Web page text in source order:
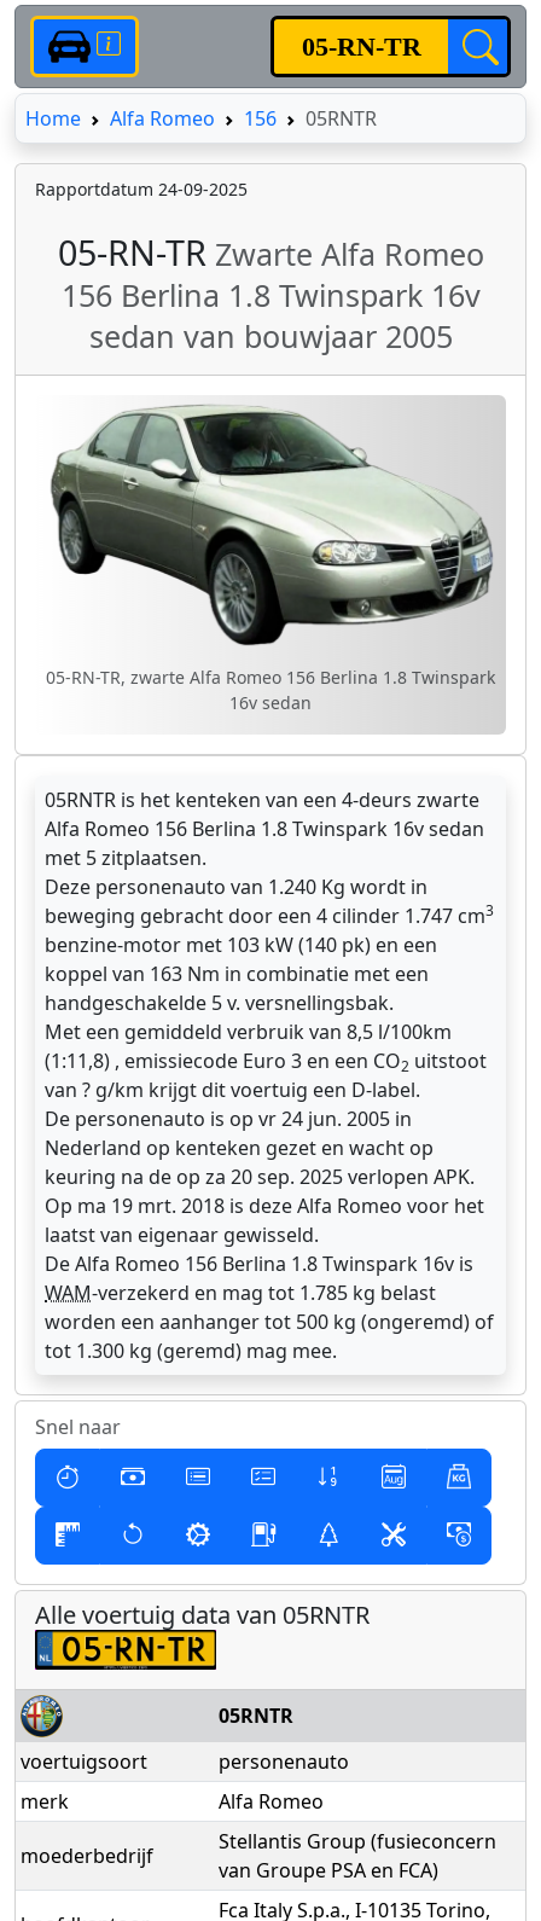
HomeHomeAlfa Romeo 156 05RNTR
Rapportdatum 24-09-2025
05-RN-TR Zwarte Alfa Romeo
156 Berlina 1.8 Twinspark 16v
sedan van bouwjaar 2005
05-RN-TR, zwarte Alfa Romeo 156 Berlina 1.8 Twinspark
16v sedan
05RNTR is het kenteken van een 4-deurs zwarte
Alfa Romeo 156 Berlina 1.8 Twinspark 16v sedan
met 5 zitplaatsen.
Deze personenauto van 1.240 Kg wordt in
beweging gebracht door een 4 cilinder 1.747 cm3
benzine-motor met 103 kW (140 pk) en een
koppel van 163 Nm in combinatie met een
handgeschakelde 5 v. versnellingsbak.
Met een gemiddeld verbruik van 8,5 l/100km
(1:11,8) , emissiecode Euro 3 en een CO2 uitstoot
van ? g/km krijgt dit voertuig een D-label.
De personenauto is op vr 24 jun. 2005 in
Nederland op kenteken gezet en wacht op
keuring na de op za 20 sep. 2025 verlopen APK.
Op ma 19 mrt. 2018 is deze Alfa Romeo voor het
laatst van eigenaar gewisseld.
De Alfa Romeo 156 Berlina 1.8 Twinspark 16v is
WAM-verzekerd en mag tot 1.785 kg belast
worden een aanhanger tot 500 kg (ongeremd) of
tot 1.300 kg (geremd) mag mee.
Snel naar
Alle voertuig data van 05RNTR
05RNTR
voertuigsoort
personenauto
merk
Alfa Romeo
moederbedrijf
Stellantis Group (fusieconcern
van Groupe PSA en FCA)
Fca Italy S.p.a., I-10135 Torino,